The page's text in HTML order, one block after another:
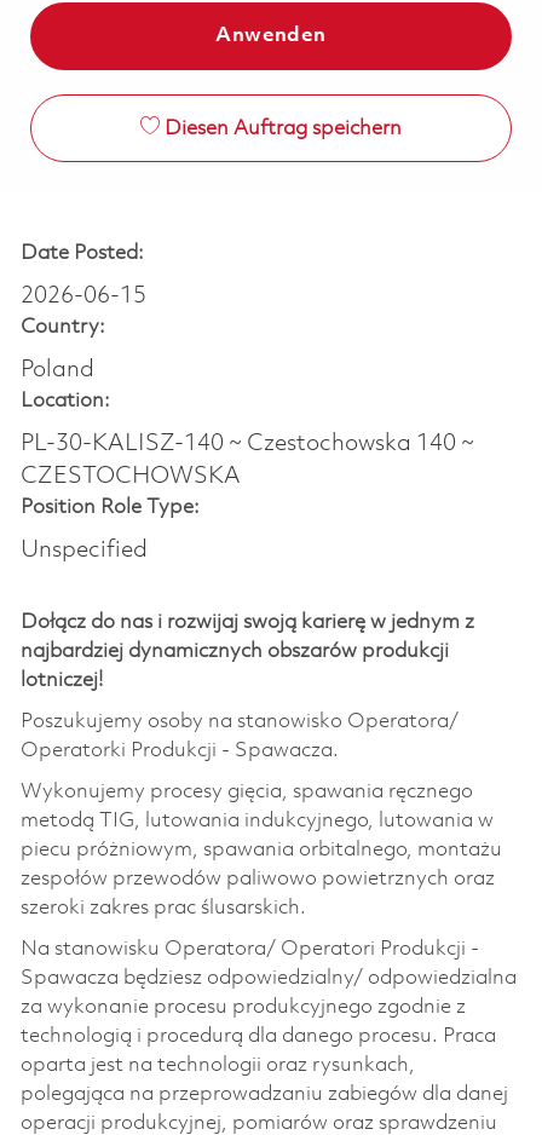
Anwenden
Diesen Auftrag speichern
Date Posted:
2026-06-15
Country:
Poland
Location:
PL-30-KALISZ-140 ~ Czestochowska 140 ~
CZESTOCHOWSKA
Position Role Type:
Unspecified
Dołącz do nas i rozwijaj swoją karierę w jednym z
najbardziej dynamicznych obszarów produkcji
lotniczej!
Poszukujemy osoby na stanowisko Operatora/
Operatorki Produkcji - Spawacza.
Wykonujemy procesy gięcia, spawania ręcznego
metodą TIG, lutowania indukcyjnego, lutowania w
piecu próżniowym, spawania orbitalnego, montażu
zespołów przewodów paliwowo powietrznych oraz
szeroki zakres prac ślusarskich.
Na stanowisku Operatora/ Operatori Produkcji -
Spawacza będziesz odpowiedzialny/ odpowiedzialna
za wykonanie procesu produkcyjnego zgodnie z
technologią i procedurą dla danego procesu. Praca
oparta jest na technologii oraz rysunkach,
polegająca na przeprowadzaniu zabiegów dla danej
operacji produkcyjnej, pomiarów oraz sprawdzeniu